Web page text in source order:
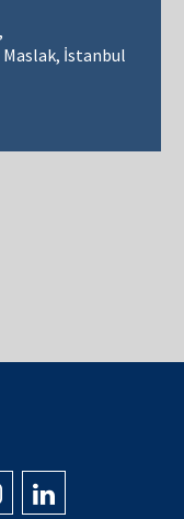
İstanbul